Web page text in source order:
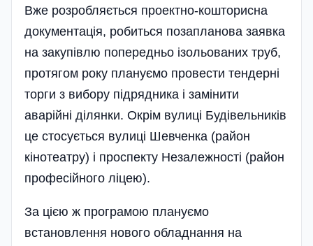
Вже розробляється проектно-кошторисна
документація, робиться позапланова заявка
на закупівлю попередньо ізольованих труб,
протягом року плануємо провести тендерні
торги з вибору підрядника і замінити
аварійні ділянки. Окрім вулиці Буді­вельників
це стосується вулиці Шевченка (район
кінотеатру) і проспекту Незалежності (район
професійного ліцею).
За цією ж програмою плануємо
встановлення нового обладнання на